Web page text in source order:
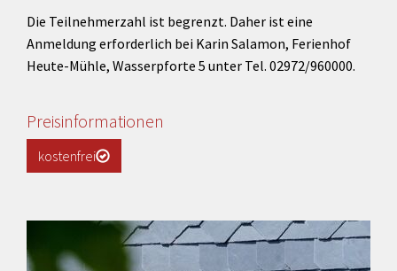
Die Teilnehmerzahl ist begrenzt. Daher ist eine
Anmeldung erforderlich bei Karin Salamon, Ferienhof
Heute-Mühle, Wasserpforte 5 unter Tel. 02972/960000.
Preisinformationen
kostenfrei